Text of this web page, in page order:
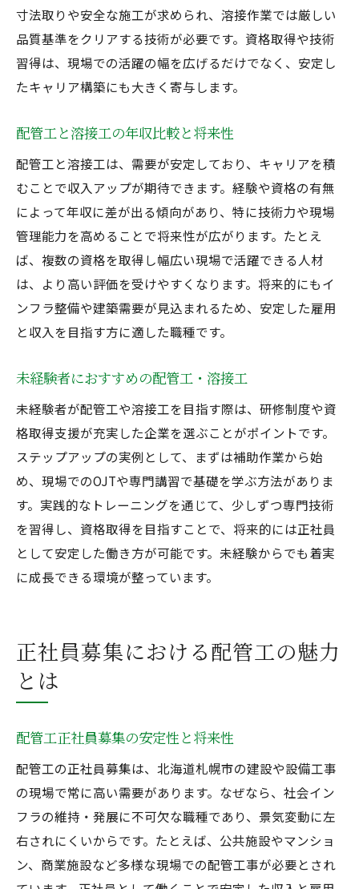
寸法取りや安全な施工が求められ、溶接作業では厳しい
品質基準をクリアする技術が必要です。資格取得や技術
習得は、現場での活躍の幅を広げるだけでなく、安定し
たキャリア構築にも大きく寄与します。
配管工と溶接工の年収比較と将来性
配管工と溶接工は、需要が安定しており、キャリアを積
むことで収入アップが期待できます。経験や資格の有無
によって年収に差が出る傾向があり、特に技術力や現場
管理能力を高めることで将来性が広がります。たとえ
ば、複数の資格を取得し幅広い現場で活躍できる人材
は、より高い評価を受けやすくなります。将来的にもイ
ンフラ整備や建築需要が見込まれるため、安定した雇用
と収入を目指す方に適した職種です。
未経験者におすすめの配管工・溶接工
未経験者が配管工や溶接工を目指す際は、研修制度や資
格取得支援が充実した企業を選ぶことがポイントです。
ステップアップの実例として、まずは補助作業から始
め、現場でのOJTや専門講習で基礎を学ぶ方法がありま
す。実践的なトレーニングを通じて、少しずつ専門技術
を習得し、資格取得を目指すことで、将来的には正社員
として安定した働き方が可能です。未経験からでも着実
に成長できる環境が整っています。
正社員募集における配管工の魅力
とは
配管工正社員募集の安定性と将来性
配管工の正社員募集は、北海道札幌市の建設や設備工事
の現場で常に高い需要があります。なぜなら、社会イン
フラの維持・発展に不可欠な職種であり、景気変動に左
右されにくいからです。たとえば、公共施設やマンショ
ン、商業施設など多様な現場での配管工事が必要とされ